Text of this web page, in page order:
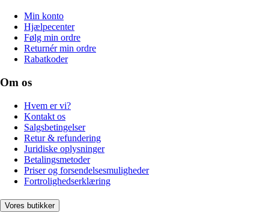
Min konto
Hjælpecenter
Følg min ordre
Returnér min ordre
Rabatkoder
Om os
Hvem er vi?
Kontakt os
Salgsbetingelser
Retur & refundering
Juridiske oplysninger
Betalingsmetoder
Priser og forsendelsesmuligheder
Fortrolighedserklæring
Vores butikker